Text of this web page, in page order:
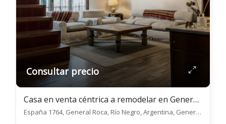
Consultar precio
Casa en venta céntrica a remodelar en General Roca
España 1764, General Roca, Río Negro, Argentina, General Roca, General Roca